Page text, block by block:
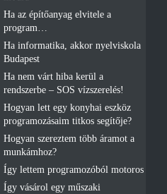
Ha az építőanyag elvitele a
program…
Ha informatika, akkor nyelviskola
Budapest
Ha nem várt hiba kerül a
rendszerbe – SOS vízszerelés!
Hogyan lett egy konyhai eszköz
programozásaim titkos segítője?
Hogyan szereztem több áramot a
munkámhoz?
Így lettem programozóból motoros
Így vásárol egy műszaki